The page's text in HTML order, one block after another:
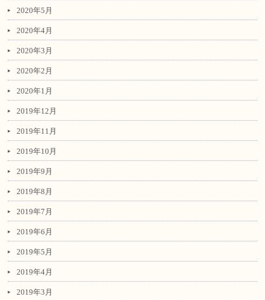
2020年5月
2020年4月
2020年3月
2020年2月
2020年1月
2019年12月
2019年11月
2019年10月
2019年9月
2019年8月
2019年7月
2019年6月
2019年5月
2019年4月
2019年3月